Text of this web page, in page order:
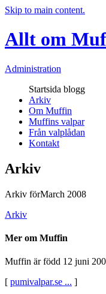
Skip to main content.
Allt om
Administration
Startsida blogg
Arkiv
Om Muffin
Muffins valpar
Från valplådan
Kontakt
Arkiv
Arkiv förMarch 2008
Arkiv
Mer om Muffin
Muffin är född 12 juni
[ pumivalpar.se ... ]